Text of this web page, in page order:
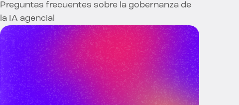
Preguntas frecuentes sobre la gobernanza de
la IA agencial